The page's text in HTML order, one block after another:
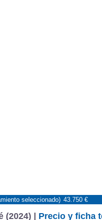
(2024) | Precio y ficha
seleccionado) 43.750 €